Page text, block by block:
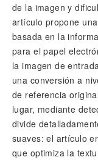
de la imagen y
artículo propone
basada en la
para el papel
la imagen de
una conversión a
de referencia
lugar, mediante
divide
suaves: el artículo
que optimiza la